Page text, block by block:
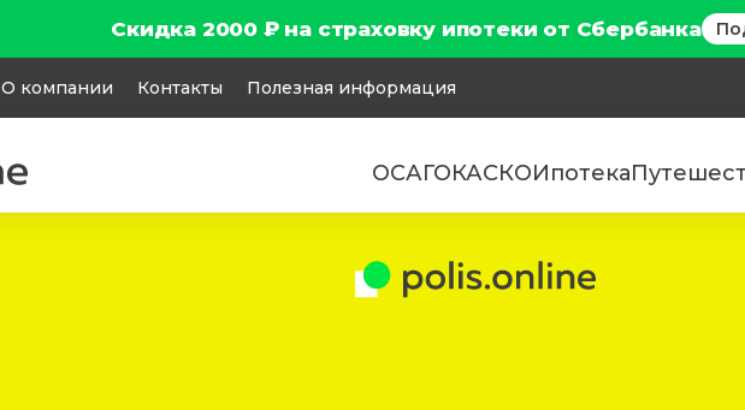
Скидка 2000 ₽ на страховку ипотеки от Сбербанка
О компании Контакты Полезная информация
ОСАГОКАСКОИпотека